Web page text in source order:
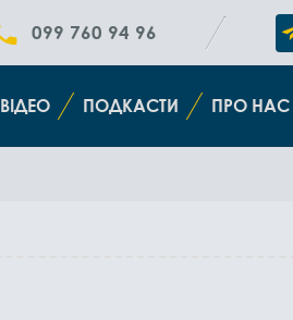
099 760 94 96
ВІДЕО ПОДКАСТИ ПРО НАС